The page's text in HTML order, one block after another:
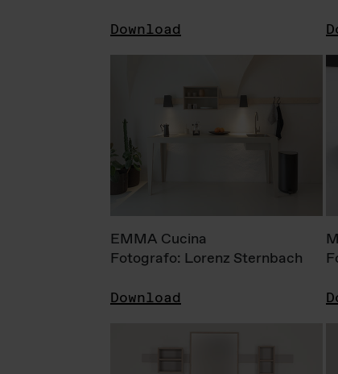
Download
EMMA Cucina
Fotografo: Lorenz Sternbach
Download